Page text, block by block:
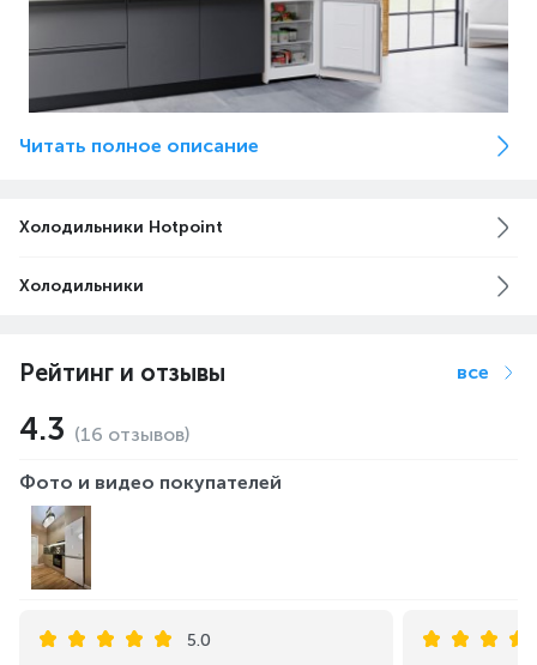
молекулам озона (O3).
Температурные датчики обеспечивают точный контроль
температуры в холодильной и морозильной камерах
благодаря чему снижают амплитуду температурного
колебания внутри. В случае быстрого набора тепла
мгновенно улавливают изменения и холодильник переходит
в активную фазу. Это позволяет дольше сохранять
Читать полное описание
Холодильники Hotpoint
Холодильники
Рейтинг и отзывы все
4.3 (16 отзывов)
Фото и видео покупателей
5.0